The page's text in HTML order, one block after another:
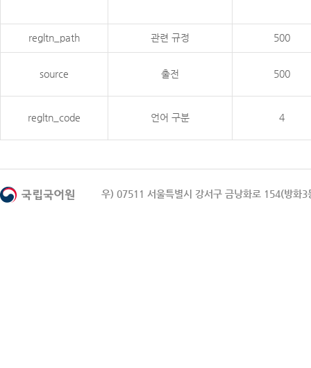
regltn_path 관련 규정 500
source 출전 500
regltn_code 언어 구분 4
우) 07511 서울특별시 강서구 금낭화로 154(방화3